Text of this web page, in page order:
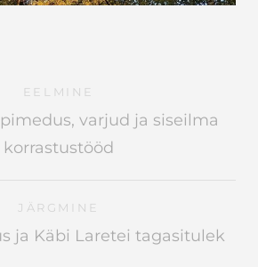
EELMINE
varjud ja siseilma
korrastustööd
JÄRGMINE
ja Käbi Laretei tagasitulek